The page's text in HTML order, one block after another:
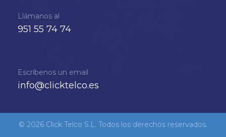
Llámanos al
951 55 74 74
Escríbenos un email
info@clicktelco.es
© 2026 Click Telco S.L. Todos los derechos reservados.